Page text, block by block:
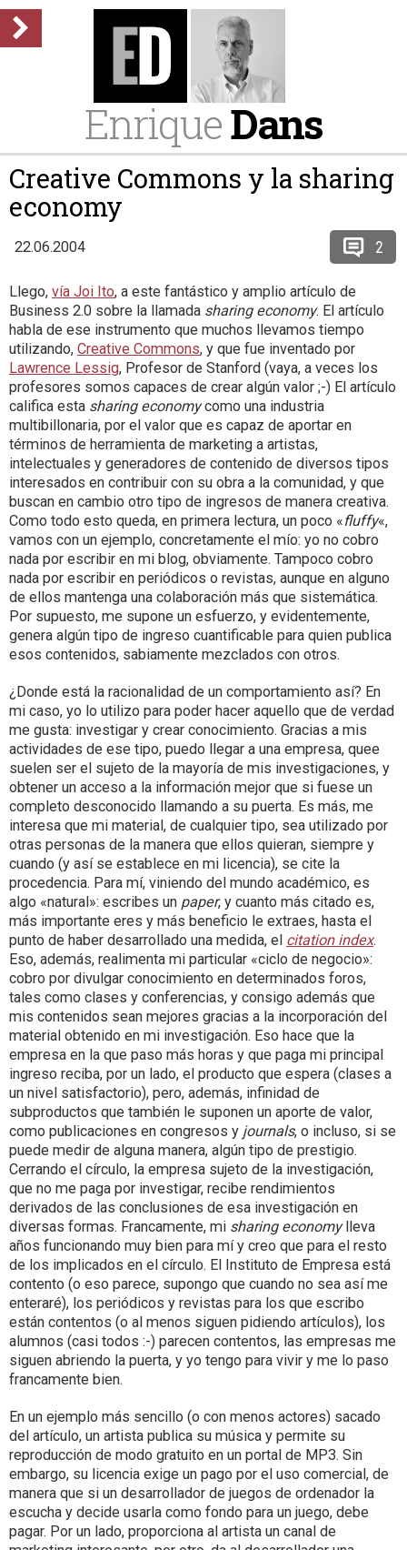
EnriqueDans
Creative Commons y la sharing
economy
22.06.2004 2
Llego, vía Joi Ito, a este fantástico y amplio artículo de
Business 2.0 sobre la llamada sharing economy. El artículo
habla de ese instrumento que muchos llevamos tiempo
utilizando, Creative Commons, y que fue inventado por
Lawrence Lessig, Profesor de Stanford (vaya, a veces los
profesores somos capaces de crear algún valor ;-) El artículo
califica esta sharing economycomo una industria
multibillonaria, por el valor que es capaz de aportar en
términos de herramienta de marketing a artistas,
intelectuales y generadores de contenido de diversos tipos
interesados en contribuir con su obra a la comunidad, y que
buscan en cambio otro tipo de ingresos de manera creativa.
Como todo esto queda, en primera lectura, un poco «fluffy«,
vamos con un ejemplo, concretamente el mío: yo no cobro
nada por escribir en mi blog, obviamente. Tampoco cobro
nada por escribir en periódicos o revistas, aunque en alguno
de ellos mantenga una colaboración más que sistemática.
Por supuesto, me supone un esfuerzo, y evidentemente,
genera algún tipo de ingreso cuantificable para quien publica
esos contenidos, sabiamente mezclados con otros.
¿Donde está la racionalidad de un comportamiento así? En
mi caso, yo lo utilizo para poder hacer aquello que de verdad
me gusta: investigar y crear conocimiento. Gracias a mis
actividades de ese tipo, puedo llegar a una empresa, quee
suelen ser el sujeto de la mayoría de mis investigaciones, y
obtener un acceso a la información mejor que si fuese un
completo desconocido llamando a su puerta. Es más, me
interesa que mi material, de cualquier tipo, sea utilizado por
otras personas de la manera que ellos quieran, siempre y
cuando (y así se establece en mi licencia), se cite la
procedencia. Para mí, viniendo del mundo académico, es
algo «natural»: escribes un paper, y cuanto más citado es,
más importante eres y más beneficio le extraes, hasta el
punto de haber desarrollado una medida, el citation index.
Eso, además, realimenta mi particular «ciclo de negocio»:
cobro por divulgar conocimiento en determinados foros,
tales como clases y conferencias, y consigo además que
mis contenidos sean mejores gracias a la incorporación del
material obtenido en mi investigación. Eso hace que la
empresa en la que paso más horas y que paga mi principal
ingreso reciba, por un lado, el producto que espera (clases a
un nivel satisfactorio), pero, además, infinidad de
subproductos que también le suponen un aporte de valor,
como publicaciones en congresos y journals, o incluso, si se
puede medir de alguna manera, algún tipo de prestigio.
Cerrando el círculo, la empresa sujeto de la investigación,
que no me paga por investigar, recibe rendimientos
derivados de las conclusiones de esa investigación en
diversas formas. Francamente, mi sharing economylleva
años funcionando muy bien para mí y creo que para el resto
de los implicados en el círculo. El Instituto de Empresa está
contento (o eso parece, supongo que cuando no sea así me
enteraré), los periódicos y revistas para los que escribo
están contentos (o al menos siguen pidiendo artículos), los
alumnos (casi todos :-) parecen contentos, las empresas me
siguen abriendo la puerta, y yo tengo para vivir y me lo paso
francamente bien.
En un ejemplo más sencillo (o con menos actores) sacado
del artículo, un artista publica su música y permite su
reproducción de modo gratuito en un portal de MP3. Sin
embargo, su licencia exige un pago por el uso comercial, de
manera que si un desarrollador de juegos de ordenador la
escucha y decide usarla como fondo para un juego, debe
pagar. Por un lado, proporciona al artista un canal de